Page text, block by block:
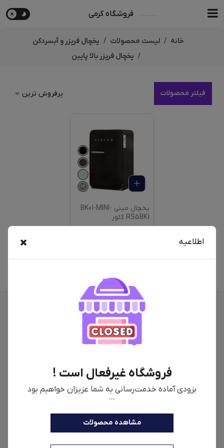
فروشگاه کرمی
اطلاعیه
فروشگاه غیرفعال است !
بزودی آماده خدمت‌رسانی به شما عزیزان خواهیم بود
...
مشاهده محصولات
خانه لیست محصولات
یخچال فریزر و آبسردکن
یخچال فریزر بالا پایین
فیلتر محصولات
2
+
یخچال مینی BK01-MINI-
RS5BK1 کلور